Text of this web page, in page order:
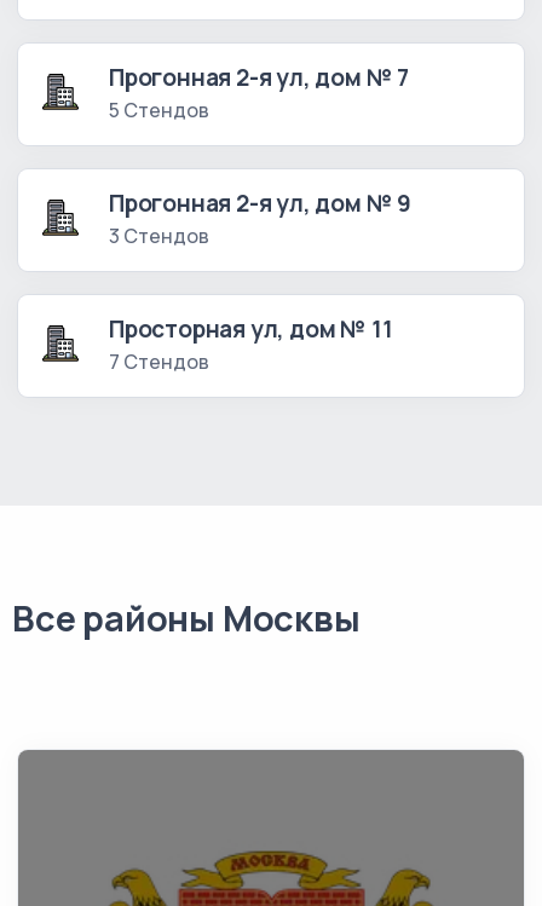
Прогонная 2-я ул, дом № 7
5 Стендов
Прогонная 2-я ул, дом № 9
3 Стендов
Просторная ул, дом № 11
7 Стендов
Все районы Москвы